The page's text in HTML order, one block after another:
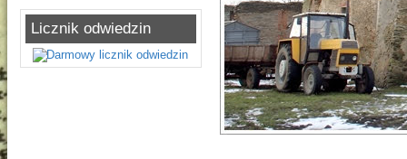
Licznik odwiedzin